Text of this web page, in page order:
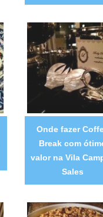
Onde fazer
Break com
valor na Vila
Sales